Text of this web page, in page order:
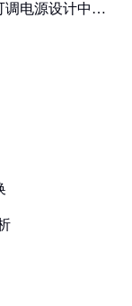
调电源设计中的